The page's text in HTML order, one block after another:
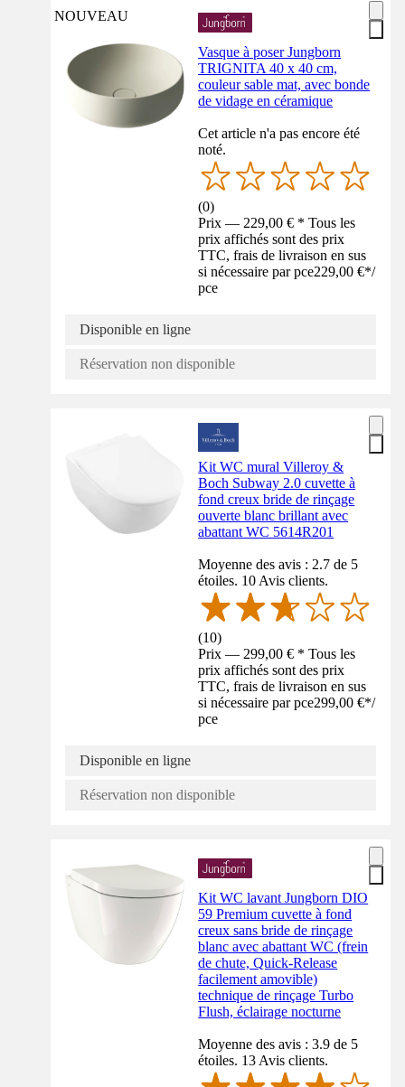
NOUVEAU
Vasque à poser Jungborn
TRIGNITA 40 x 40 cm,
couleur sable mat, avec bonde
de vidage en céramique
Cet article n'a pas encore été
noté.
(0)
Prix — 229,00 € * Tous les
prix affichés sont des prix
TTC, frais de livraison en sus
si nécessaire par pce229,00 €*/
pce
Disponible en ligne
Réservation non disponible
Kit WC mural Villeroy &
Boch Subway 2.0 cuvette à
fond creux bride de rinçage
ouverte blanc brillant avec
abattant WC 5614R201
Moyenne des avis : 2.7 de 5
étoiles. 10 Avis clients.
(10)
Prix — 299,00 € * Tous les
prix affichés sont des prix
TTC, frais de livraison en sus
si nécessaire par pce299,00 €*/
pce
Disponible en ligne
Réservation non disponible
Kit WC lavant Jungborn DIO
59 Premium cuvette à fond
creux sans bride de rinçage
blanc avec abattant WC (frein
de chute, Quick-Release
facilement amovible)
technique de rinçage Turbo
Flush, éclairage nocturne
Moyenne des avis : 3.9 de 5
étoiles. 13 Avis clients.